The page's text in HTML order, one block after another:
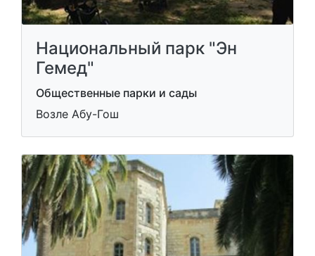
Национальный парк "Эн
Гемед"
Общественные парки и сады
Возле Абу-Гош